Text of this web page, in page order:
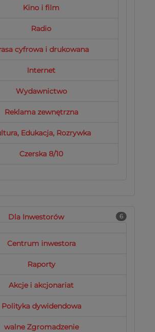
Kino i film
Radio
cyfrowa i drukowana
Internet
Wydawnictwo
Reklama zewnętrzna
Edukacja, Rozrywka
Czerska 8/10
Dla Inwestorów 6
Centrum inwestora
Raporty
Akcje i akcjonariat
Polityka dywidendowa
walne Zgromadzenie